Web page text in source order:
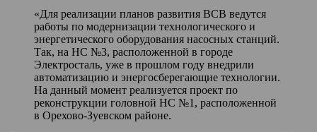
«Для реализации планов развития ВСВ ведутся
работы по модернизации технологического и
энергетического оборудования насосных станций.
Так, на НС №3, расположенной в городе
Электросталь, уже в прошлом году внедрили
автоматизацию и энергосберегающие технологии.
На данный момент реализуется проект по
реконструкции головной НС №1, расположенной
в Орехово-Зуевском районе.